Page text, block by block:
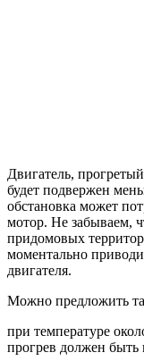
Двигатель,
будет подвержен
обстановка может
мотор. Не забываем,
придомовых
моментально
двигателя.
Можно предложить
при температуре
прогрев должен